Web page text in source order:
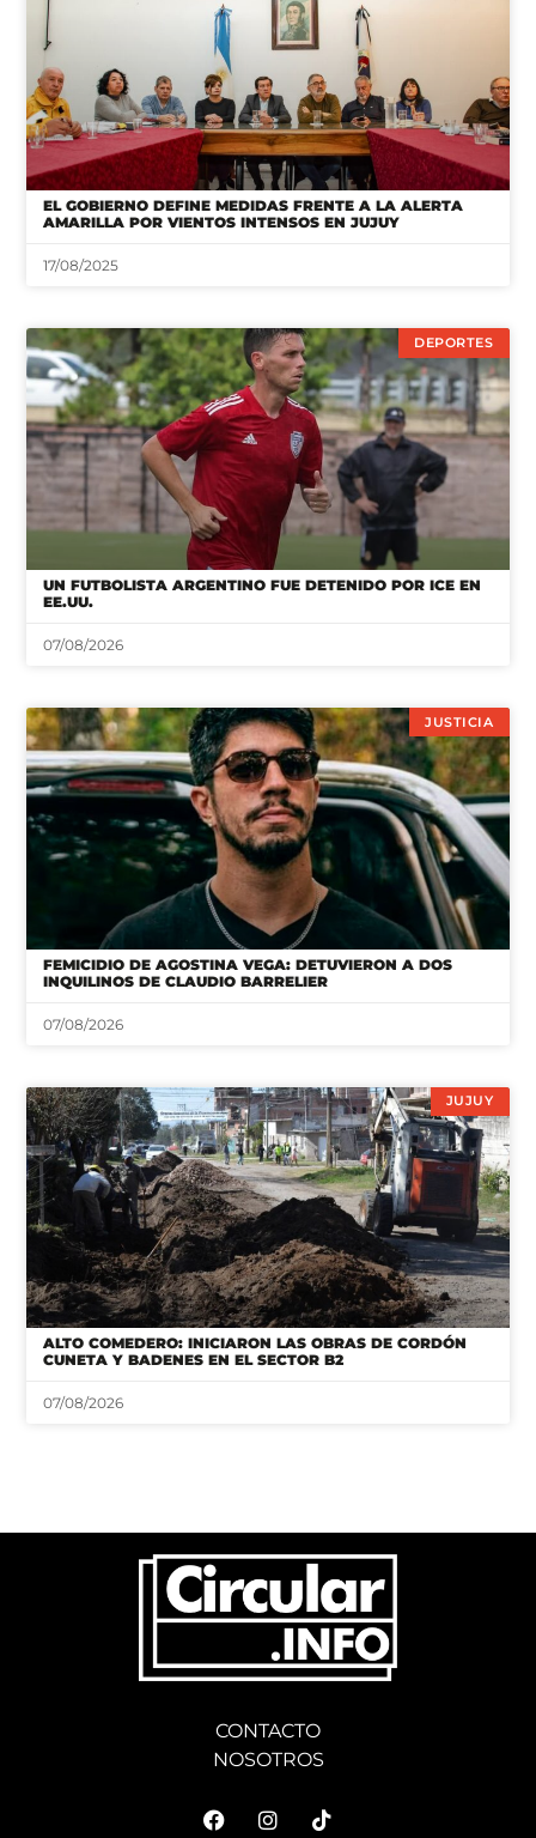
EL GOBIERNO DEFINE MEDIDAS FRENTE A LA ALERTA
AMARILLA POR VIENTOS INTENSOS EN JUJUY
17/08/2025
DEPORTES
UN FUTBOLISTA ARGENTINO FUE DETENIDO POR ICE EN
EE.UU.
07/08/2026
JUSTICIA
FEMICIDIO DE AGOSTINA VEGA: DETUVIERON A DOS
INQUILINOS DE CLAUDIO BARRELIER
07/08/2026
JUJUY
ALTO COMEDERO: INICIARON LAS OBRAS DE CORDÓN
CUNETA Y BADENES EN EL SECTOR B2
07/08/2026
CONTACTO
NOSOTROS